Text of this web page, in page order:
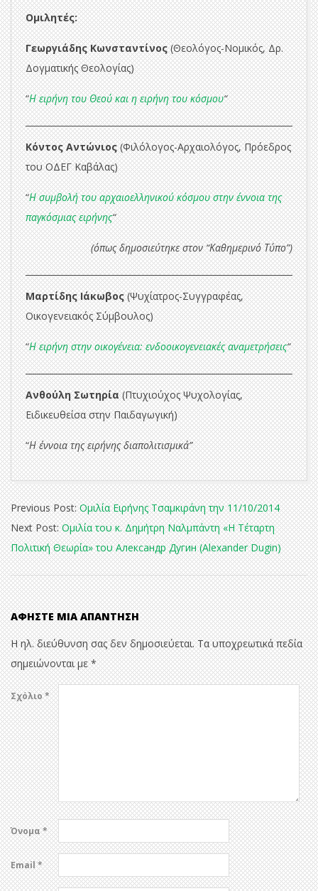
Ομιλητές:
Γεωργιάδης Κωνσταντίνος(Θεολόγος-Νομικός, Δρ.
Δογματικής Θεολογίας)
“Η ειρήνη του Θεού και η ειρήνη του κόσμου“
Κόντος Αντώνιος(Φιλόλογος-Αρχαιολόγος, Πρόεδρος
του ΟΔΕΓ Καβάλας)
“Η συμβολή του αρχαιοελληνικού κόσμου στην έννοια της
παγκόσμιας ειρήνης“
(όπως δημοσιεύτηκε στον “Καθημερινό Τύπο”)
Μαρτίδης Ιάκωβος(Ψυχίατρος-Συγγραφέας,
Οικογενειακός Σύμβουλος)
“Η ειρήνη στην οικογένεια: ενδοοικογενειακές αναμετρήσεις“
Ανθούλη Σωτηρία(Πτυχιούχος Ψυχολογίας,
Ειδικευθείσα στην Παιδαγωγική)
“Η έννοια της ειρήνης διαπολιτισμικά”
2014-
10-
23
Previous Post:Ομιλία Ειρήνης Τσαμκιράνη την 11/10/2014
Next Post:Ομιλία του κ. Δημήτρη Ναλμπάντη «Η Τέταρτη
Πολιτική Θεωρία» του Александр Дугин (Alexander Dugin)
ΑΦΉΣΤΕ ΜΙΑ ΑΠΆΝΤΗΣΗ
Η ηλ. διεύθυνση σας δεν δημοσιεύεται. Τα υποχρεωτικά πεδία
σημειώνονται με*
Σχόλιο*
Όνομα*
Email*